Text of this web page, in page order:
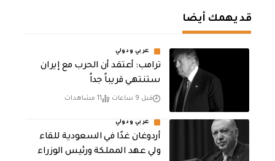
قد يهمك أيضا
عربي ودولي
‏ترامب: أعتقد أن الحرب مع إيران
ستنتهي قريباً جداً
قبل 9 ساعات 11 مشاهدات
عربي ودولي
أردوغان غدًا في السعودية للقاء
ولي عهد المملكة ورئيس الوزراء